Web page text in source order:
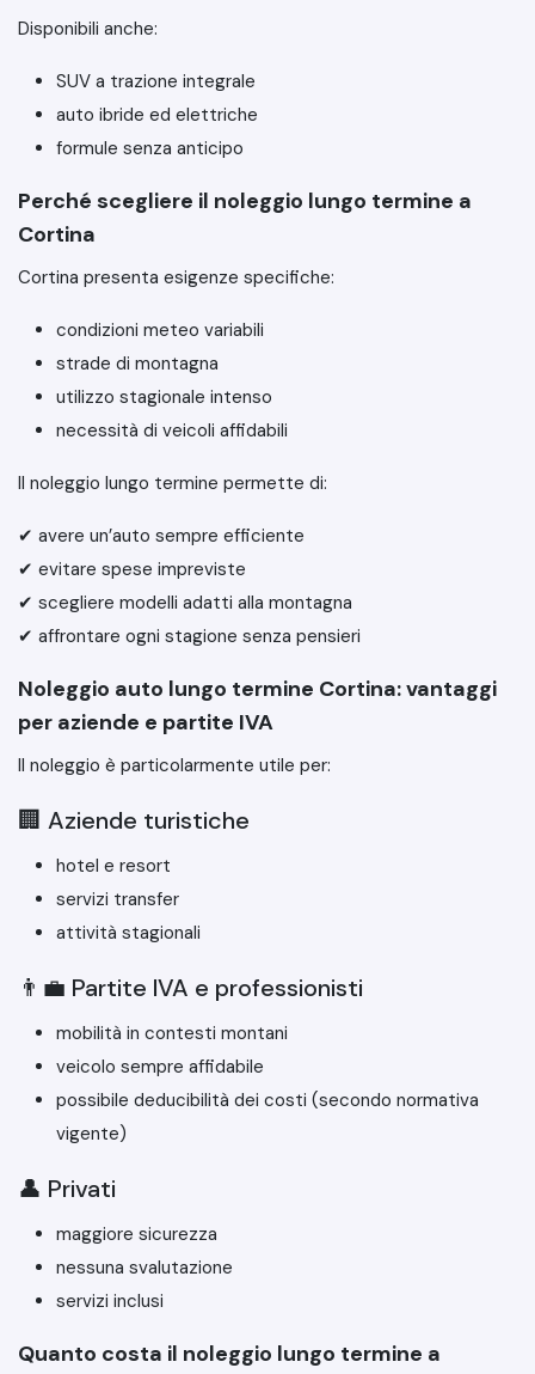
Disponibili anche:
SUV a trazione integrale
auto ibride ed elettriche
formule senza anticipo
Perché scegliere il noleggio lungo termine a
Cortina
Cortina presenta esigenze specifiche:
condizioni meteo variabili
strade di montagna
utilizzo stagionale intenso
necessità di veicoli affidabili
Il noleggio lungo termine permette di:
✔ avere un’auto sempre efficiente
✔ evitare spese impreviste
✔ scegliere modelli adatti alla montagna
✔ affrontare ogni stagione senza pensieri
Noleggio auto lungo termine Cortina: vantaggi
per aziende e partite IVA
Il noleggio è particolarmente utile per:
🏢 Aziende turistiche
hotel e resort
servizi transfer
attività stagionali
👨‍💼 Partite IVA e professionisti
mobilità in contesti montani
veicolo sempre affidabile
possibile deducibilità dei costi (secondo normativa
vigente)
👤 Privati
maggiore sicurezza
nessuna svalutazione
servizi inclusi
Quanto costa il noleggio lungo termine a